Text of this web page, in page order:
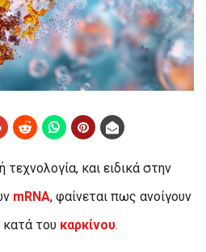
τεχνολογία, και ειδικά στην
mRNA, φαίνεται πως ανοίγουν
του καρκίνου.